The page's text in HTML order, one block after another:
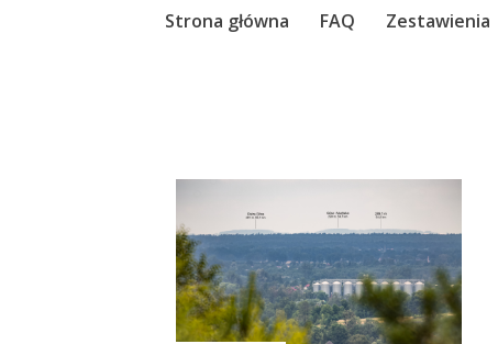
Skip
Strona główna FAQ Zestawienia